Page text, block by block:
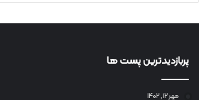
پربازدیدترین پست ها
مهر ۱۲, ۱۴۰۲